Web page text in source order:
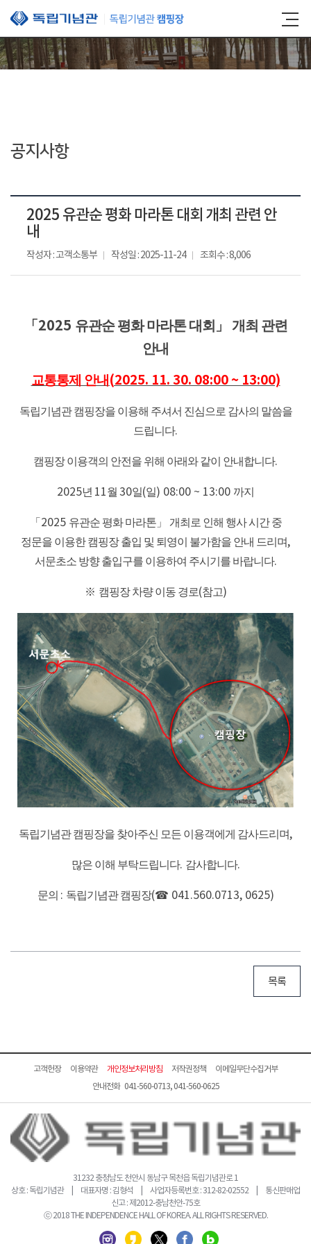
본문 바로가기
공지사항
2025 유관순 평화 마라톤 대회 개최 관련 안
내
작성자 : 고객소통부 작성일 : 2025-11-24 조회수 : 8,006
「2025 유관순 평화 마라톤 대회」
개최 관련
안내
교통통제 안내 (2025. 11. 30. 08:00 ~ 13:00)
독립기념관 캠핑장을 이용해 주셔서 진심으로 감사의 말씀을
드립니다.
캠핑장 이용객의 안전을 위해 아래와 같이 안내합니다.
2025년 11월 30일(일) 08:00 ~ 13:00 까지
「2025 유관순 평화 마라톤」
개최로 인해 행사 시간 중
정문을 이용한 캠핑장 출입 및 퇴영이 불가함을 안내 드리며,
서문초소 방향 출입구를 이용하여 주시기를 바랍니다.
※ 캠핑장 차량 이동 경로(참고)
독립기념관 캠핑장을 찾아주신 모든 이용객에게 감사드리며,
많은 이해 부탁드립니다. 감사합니다.
문의 : 독립기념관 캠핑장(☎ 041.560.0713, 0625)
목록
고객헌장 이용약관 개인정보처리방침 저작권정책
이메일무단수집거부
안내전화 041-560-0713, 041-560-0625
31232 충청남도 천안시 동남구 목천읍 독립기념관로 1
상호 : 독립기념관 | 대표자명 : 김형석 | 사업자등록번호 : 312-82-02552 | 통신판매업
신고 : 제2012-충남천안-75호
ⓒ 2018 THE INDEPENDENCE HALL OF KOREA. ALL RIGHTS RESERVED.